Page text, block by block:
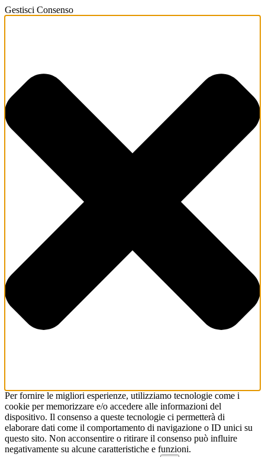
Gestisci Consenso
Per fornire le migliori esperienze, utilizziamo tecnologie come i
cookie per memorizzare e/o accedere alle informazioni del
dispositivo. Il consenso a queste tecnologie ci permetterà di
elaborare dati come il comportamento di navigazione o ID unici su
questo sito. Non acconsentire o ritirare il consenso può influire
negativamente su alcune caratteristiche e funzioni.